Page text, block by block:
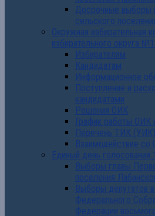
Досрочные выборы
сельского
Окружная избирательная
избирательного округа
Избирателям
Кандидатам
Информационное
Поступление и
кандидатами
Решения ОИК
График работы ОИК
Перечень ТИК
Взаимодействие
Единый день голосования
Выборы главы
поселения
Выборы депутатов
Федерального
Федерации